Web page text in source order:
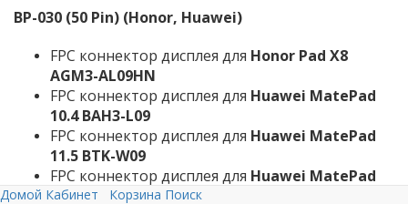
BP-030 (50 Pin) (Honor, Huawei)
FPC коннектор дисплея для Honor Pad X8
AGM3-AL09HN
FPC коннектор дисплея для Huawei MatePad
10.4 BAH3-L09
FPC коннектор дисплея для Huawei MatePad
11.5 BTK-W09
FPC коннектор дисплея для Huawei MatePad
T8 KOB2-L09
Домой Кабинет Корзина Поиск